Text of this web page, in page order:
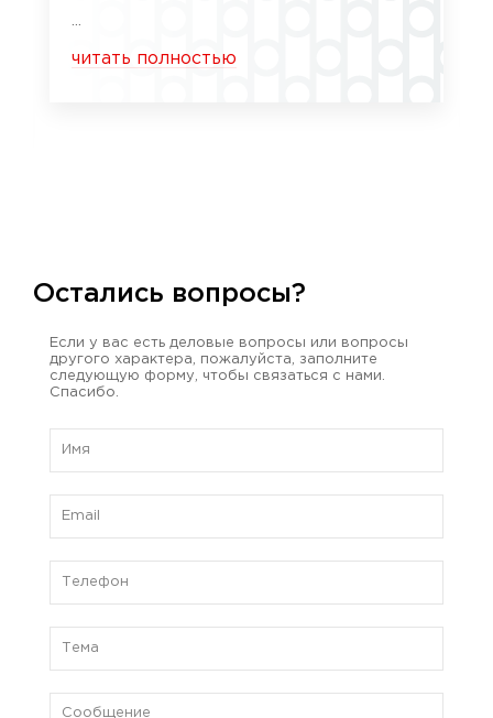
читать полностью
Остались вопросы?
Если у вас есть деловые вопросы или вопросы
другого характера, пожалуйста, заполните
следующую форму, чтобы связаться с нами.
Спасибо.